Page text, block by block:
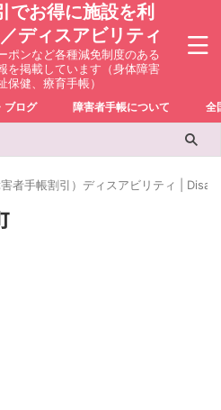
でお得に施設を利
ディスアビリティ
ポンなど各種減免制度のある
を掲載しています（身体障害
保健、療育手帳）
ブログ 障害者手帳について 全
者手帳割引）ディスアビリティ |